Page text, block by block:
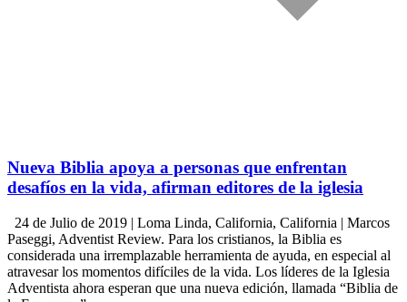
Nueva Biblia apoya a personas que enfrentan
desafíos en la vida, afirman editores de la iglesia
24 de Julio de 2019 | Loma Linda, California, California | Marcos
Paseggi, Adventist Review. Para los cristianos, la Biblia es
considerada una irremplazable herramienta de ayuda, en especial al
atravesar los momentos difíciles de la vida. Los líderes de la Iglesia
Adventista ahora esperan que una nueva edición, llamada “Biblia de